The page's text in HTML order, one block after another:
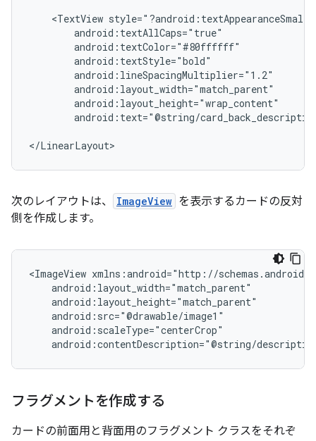
<TextView
android:text="@string/
次のレイアウトは、 ImageView を表示するカードの反対
側を作成します。
<ImageView
android:contentDescription="@string/
フラグメントを作成する
カードの前面用と背面用のフラグメント クラスをそれぞ